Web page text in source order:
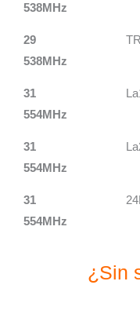
538MHz
29
538MHz
31
554MHz
31
554MHz
31
554MHz
¿Sin